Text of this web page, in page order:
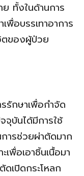
ทั้งในด้านการ
พื่อบรรเทาอาการ
ตของผู้ป่วย
รักษาเพื่อกำจัด
บันได้มีการใช้
ารช่วยผ่าตัดมาก
เพื่อเอาชิ้นเนื้อมา
เปิดกระโหลก